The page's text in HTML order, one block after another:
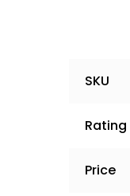
SKU
Price
Stock